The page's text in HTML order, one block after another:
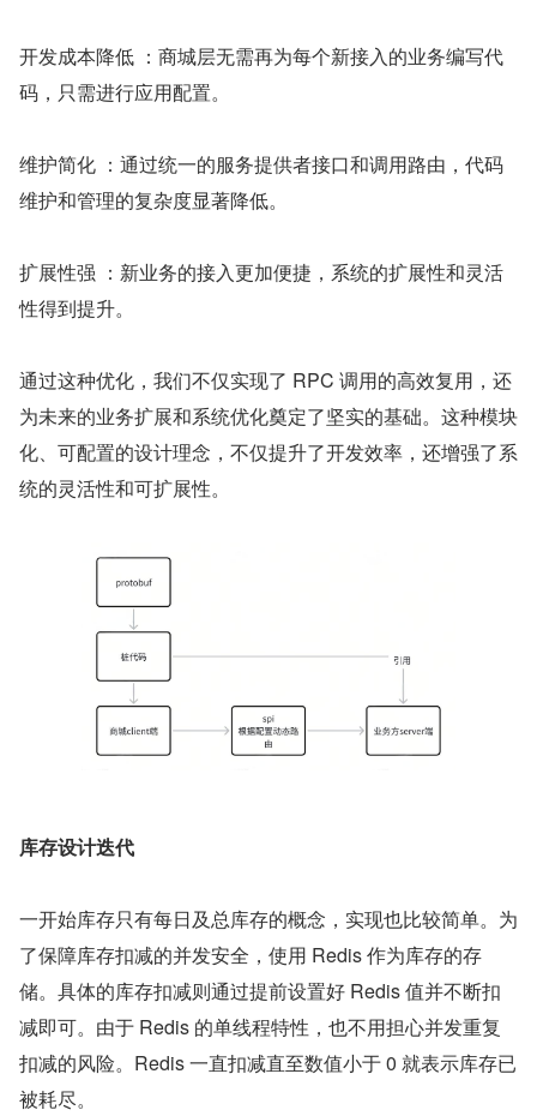
开发成本降低 ：商城层无需再为每个新接入的业务编写代
码，只需进行应用配置。
维护简化 ：通过统一的服务提供者接口和调用路由，代码
维护和管理的复杂度显著降低。
扩展性强 ：新业务的接入更加便捷，系统的扩展性和灵活
性得到提升。
通过这种优化，我们不仅实现了 RPC 调用的高效复用，还
为未来的业务扩展和系统优化奠定了坚实的基础。这种模块
化、可配置的设计理念，不仅提升了开发效率，还增强了系
统的灵活性和可扩展性。
库存设计迭代
一开始库存只有每日及总库存的概念，实现也比较简单。为
了保障库存扣减的并发安全，使用 Redis 作为库存的存
储。具体的库存扣减则通过提前设置好 Redis 值并不断扣
减即可。由于 Redis 的单线程特性，也不用担心并发重复
扣减的风险。Redis 一直扣减直至数值小于 0 就表示库存已
被耗尽。